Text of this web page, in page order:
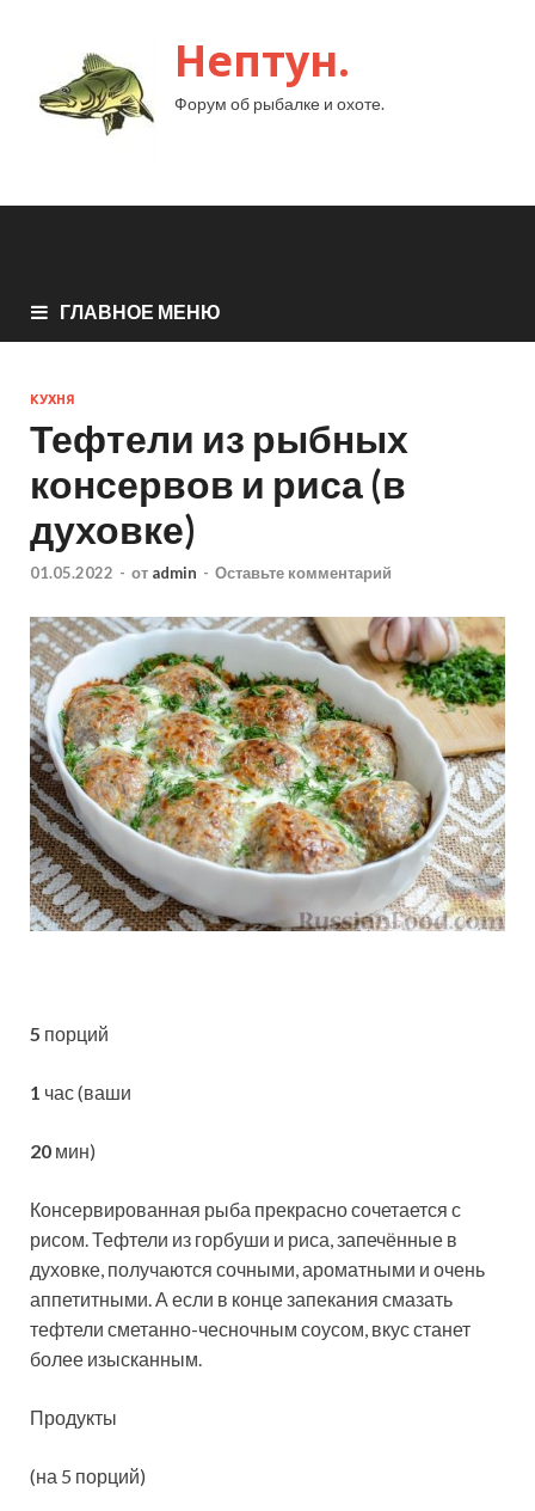
Нептун.
Форум об рыбалке и охоте.
ГЛАВНОЕ МЕНЮ
КУХНЯ
Тефтели из рыбных
консервов и риса (в
духовке)
01.05.2022 - от admin - Оставьте комментарий
5 порций
1 час (ваши
20 мин)
Консервированная рыба прекрасно сочетается с
рисом. Тефтели из горбуши и риса, запечённые в
духовке, получаются сочными, ароматными и очень
аппетитными. А если в конце запекания смазать
тефтели сметанно-чесночным соусом, вкус станет
более изысканным.
Продукты
(на 5 порций)